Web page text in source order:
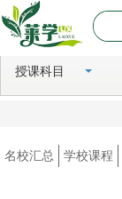
首页
学校课程
授课科目
名校汇总 学校课程